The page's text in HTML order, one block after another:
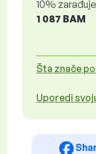
10%
1 087 BAM
Šta znače
Uporedi